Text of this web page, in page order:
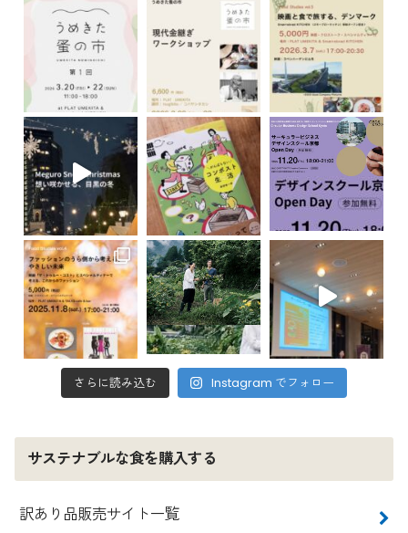
さらに読み込む Instagram でフォロー
サステナブルな食を購入する
訳あり品販売サイト一覧